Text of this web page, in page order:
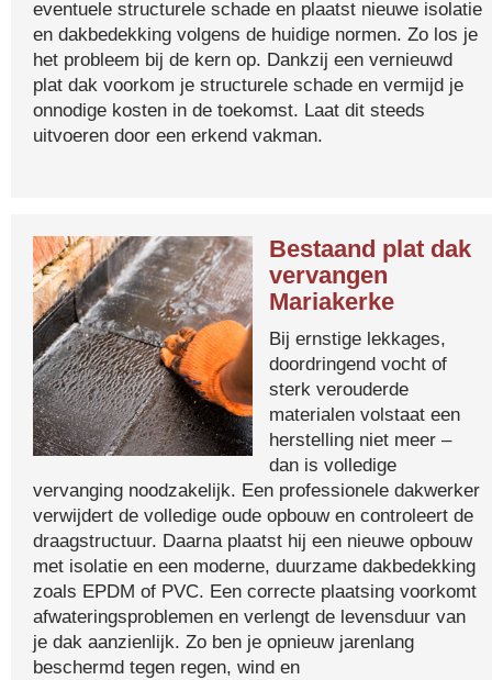
eventuele structurele schade en plaatst nieuwe isolatie
en dakbedekking volgens de huidige normen. Zo los je
het probleem bij de kern op. Dankzij een vernieuwd
plat dak voorkom je structurele schade en vermijd je
onnodige kosten in de toekomst. Laat dit steeds
uitvoeren door een erkend vakman.
Bestaand plat dak
vervangen
Mariakerke
Bij ernstige lekkages,
doordringend vocht of
sterk verouderde
materialen volstaat een
herstelling niet meer –
dan is volledige
vervanging noodzakelijk. Een professionele dakwerker
verwijdert de volledige oude opbouw en controleert de
draagstructuur. Daarna plaatst hij een nieuwe opbouw
met isolatie en een moderne, duurzame dakbedekking
zoals EPDM of PVC. Een correcte plaatsing voorkomt
afwateringsproblemen en verlengt de levensduur van
je dak aanzienlijk. Zo ben je opnieuw jarenlang
beschermd tegen regen, wind en